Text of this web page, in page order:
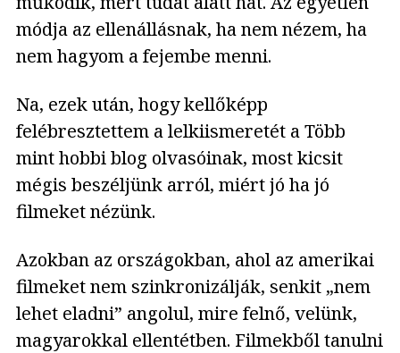
módja az ellenállásnak, ha nem nézem, ha
nem hagyom a fejembe menni.
Na, ezek után, hogy kellőképp
felébresztettem a lelkiismeretét a Több
mint hobbi blog olvasóinak, most kicsit
mégis beszéljünk arról, miért jó ha jó
filmeket nézünk.
Azokban az országokban, ahol az amerikai
filmeket nem szinkronizálják, senkit „nem
lehet eladni” angolul, mire felnő, velünk,
magyarokkal ellentétben. Filmekből tanulni